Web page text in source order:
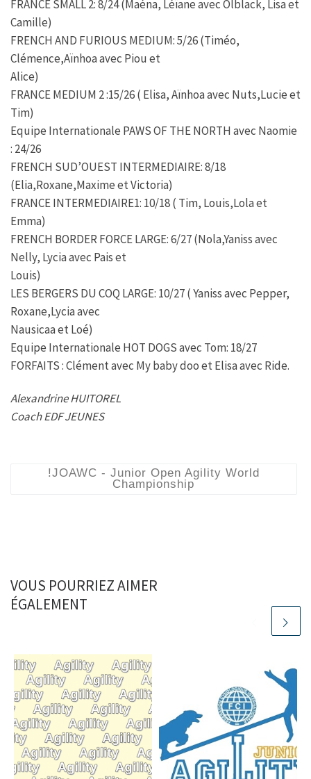
FRANCE SMALL 2: 8/24 (Maéna, Léïane avec Olblack, Lisa et
Camille)
FRENCH AND FURIOUS MEDIUM: 5/26 (Timéo,
Clémence,Aïnhoa avec Piou et
Alice)
FRANCE MEDIUM 2 :15/26 ( Elisa, Aïnhoa avec Nuts,Lucie et
Tim)
Equipe Internationale PAWS OF THE NORTH avec Naomie
: 24/26
FRENCH SUD’OUEST INTERMEDIAIRE: 8/18
(Elia,Roxane,Maxime et Victoria)
FRANCE INTERMEDIAIRE1: 10/18 ( Tim, Louis,Lola et
Emma)
FRENCH BORDER FORCE LARGE: 6/27 (Nola,Yaniss avec
Nelly, Lycia avec Pais et
Louis)
LES BERGERS DU COQ LARGE: 10/27 ( Yaniss avec Pepper,
Roxane,Lycia avec
Nausicaa et Loé)
Equipe Internationale HOT DOGS avec Tom: 18/27
FORFAITS : Clément avec My baby doo et Elisa avec Ride.
Alexandrine HUITOREL
Coach EDF JEUNES
!JOAWC - Junior Open Agility World
Championship
VOUS POURRIEZ AIMER
ÉGALEMENT